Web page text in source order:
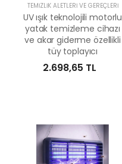
TEMIZLIK ALETLERI VE GEREÇLERI
UV ışık teknolojili motorlu
yatak temizleme cihazı
ve akar giderme özellikli
tüy toplayıcı
2.698,65 TL